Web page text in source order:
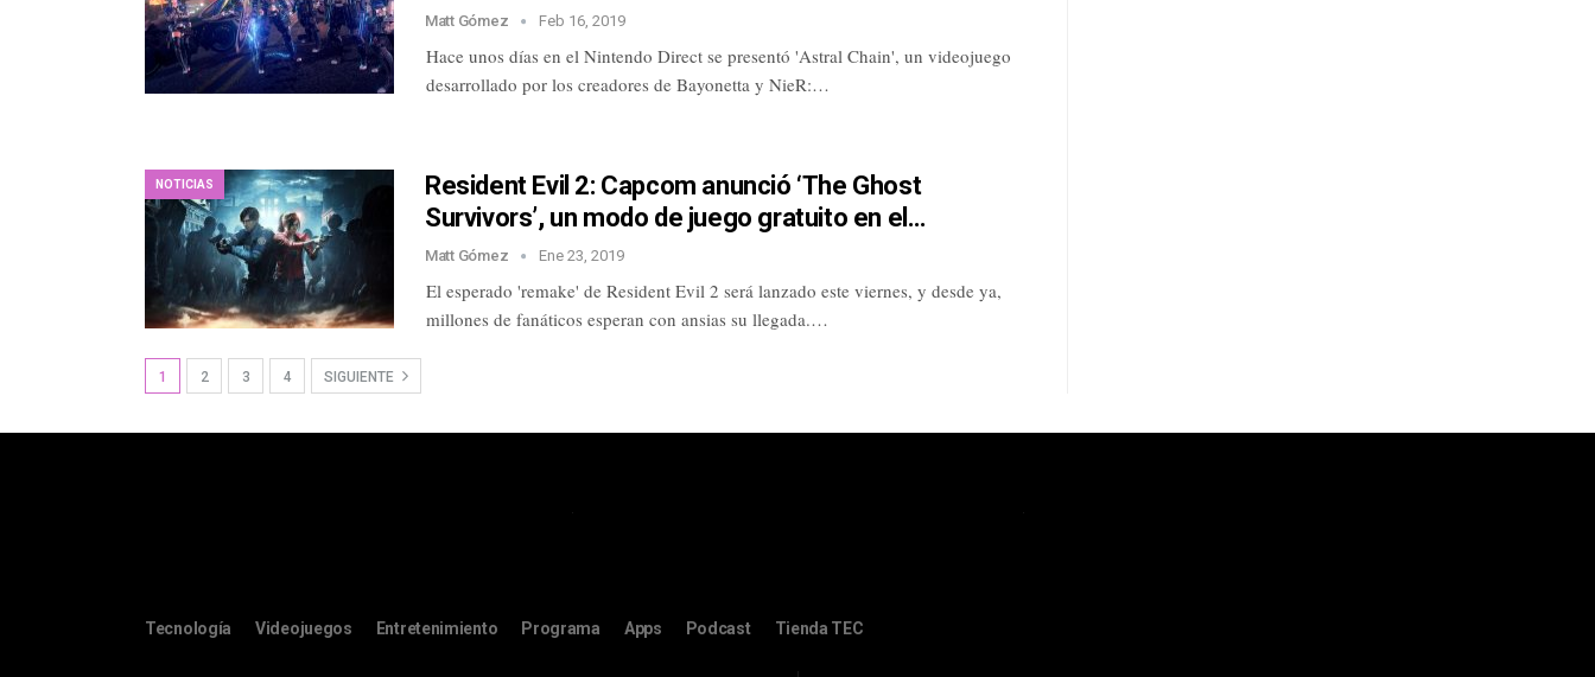
Matt Gómez Feb 16, 2019
Hace unos días en el Nintendo Direct se presentó 'Astral Chain', un videojuego
desarrollado por los creadores de Bayonetta y NieR:…
NOTICIAS
Resident Evil 2: Capcom anunció ‘The Ghost
Survivors’, un modo de juego gratuito en el…
Matt Gómez Ene 23, 2019
El esperado 'remake' de Resident Evil 2 será lanzado este viernes, y desde ya,
millones de fanáticos esperan con ansias su llegada.…
1 2 3 4 SIGUIENTE
Tecnología Videojuegos Entretenimiento Programa Apps Podcast Tienda TEC